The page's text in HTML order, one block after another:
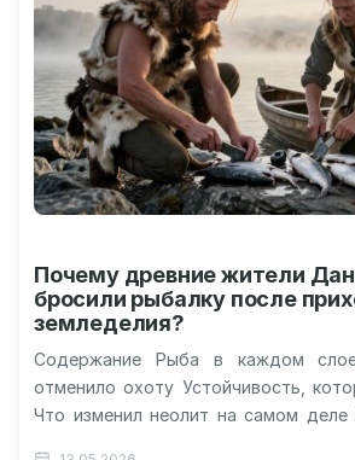
Почему древние жители
бросили рыбалку после
земледелия?
Содержание Рыба в каждом
отменило охоту Устойчивость,
Что изменил неолит на самом деле